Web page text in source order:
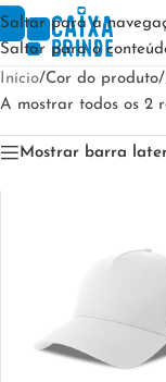
Saltar para a
Saltar para o
Início/Cor do produto/
A mostrar todos os 2
Mostrar barra